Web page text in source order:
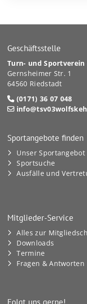
Geschäftsstelle
Turn- und Sportverein
Gernsheimer Str. 1
64560 Riedstadt
(0171) 36 07 048
Sportangebote finden
Unser Sportangebot
Sportsuche
Ausfälle und
Mitglieder-Service
Alles zur
Downloads
Termine
Fragen & Antworten